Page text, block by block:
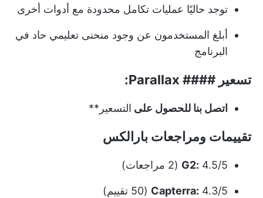
توجد حاليًا عمليات تكامل محدودة مع أدوات أخرى
أبلغ المستخدمون عن وجود منحنى تعليمي حاد في
البرنامج
تسعير #### Parallax:
اتصل بنا للحصول على التسعير**
تقييمات ومراجعات بارالكس
G2: 4.5/5 (2 مراجعات)
Capterra: 4.3/5 (50 تقييم)